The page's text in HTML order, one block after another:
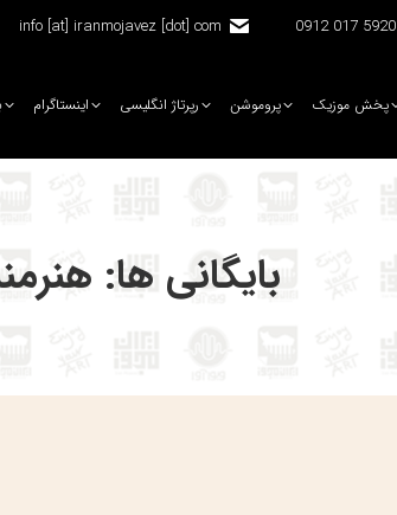
5920 017 0912
info [at] iranmojavez [dot] com
پخش موزیک پروموشن رپرتاژ انگلیسی اینستاگرام
بایگانی ها: